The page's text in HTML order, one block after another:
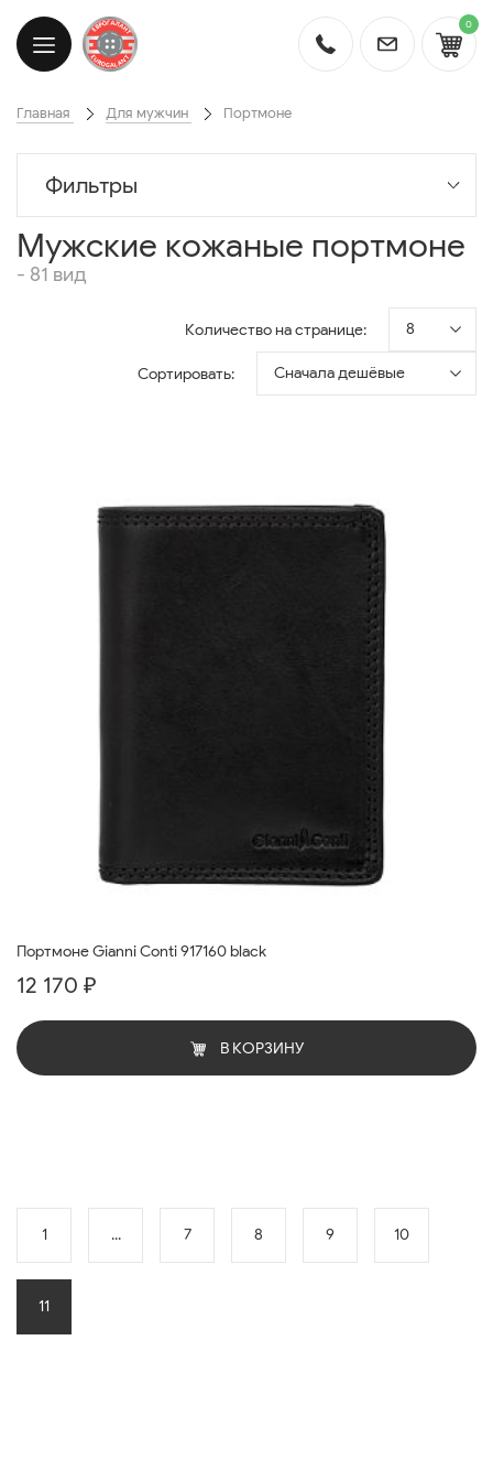
0
Главная Для мужчин Портмоне
Фильтры
Мужские кожаные портмоне
- 81 вид
Количество на странице: 8
Сортировать: Сначала дешёвые
Портмоне Gianni Conti 917160 black
12 170 ₽
В КОРЗИНУ
1 ... 7 8 9 10
11